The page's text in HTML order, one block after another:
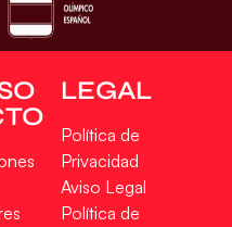
LEGAL
Política de
Privacidad
Aviso Legal
Política de